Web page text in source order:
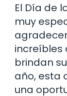
El Día de
muy
increíbles
brindan
año, esta
una